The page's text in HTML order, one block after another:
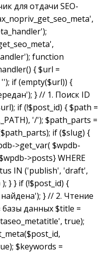
для отдачи SEO-
function
{ $url =
''); if (empty($url)) {
} // 1. Поиск ID
if (!$post_id) { $path =
'/'); $path_parts =
if ($slug) {
>get_var( $wpdb-
>posts} WHERE
IN ('publish', 'draft',
} } if (!$post_id) {
} // 2. Чтение
базы данных $title =
true);
$keywords =